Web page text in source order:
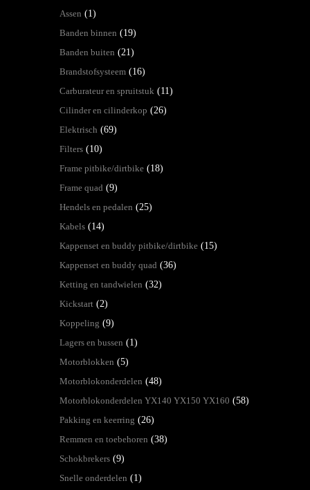
Assen (1)
Banden binnen (19)
Banden buiten (21)
Brandstofsysteem (16)
Carburateur en spruitstuk (11)
Cilinder en cilinderkop (26)
Elektrisch (69)
Filters (10)
Frame pitbike/dirtbike (18)
Frame quad (9)
Hendels en pedalen (25)
Kabels (14)
Kappenset en buddy pitbike/dirtbike (15)
Kappenset en buddy quad (36)
Ketting en tandwielen (32)
Kickstart (2)
Koppeling (9)
Lagers en bussen (1)
Motorblokken (5)
Motorblokonderdelen (48)
Motorblokonderdelen YX140 YX150 YX160 (58)
Pakking en keerring (26)
Remmen en toebehoren (38)
Schokbrekers (9)
Snelle onderdelen (1)